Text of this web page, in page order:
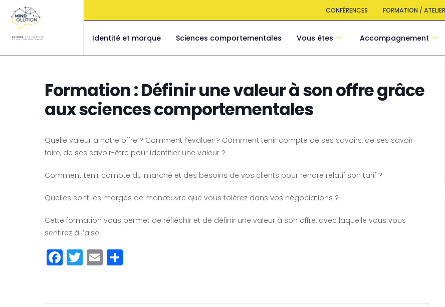
contenu
CONFÉRENCES FORMATION /
Identité et marque Sciences comportementales Vous êtes Accompagnement
Formation : Définir une valeur à son offre grâce
aux sciences comportementales
Quelle valeur a notre offre ? Comment l’évaluer ? Comment tenir compte de ses savoirs, de ses savoir-
faire, de ses savoir-être pour identifier une valeur ?
Comment tenir compte du marché et des besoins de vos clients pour rendre relatif son tarif ?
Quelles sont les marges de manœuvre que vous tolérez dans vos négociations ?
Cette formation vous permet de réfléchir et de définir une valeur à son offre, avec laquelle vous vous
sentirez à l’aise.
Facebook
Twitter
Email